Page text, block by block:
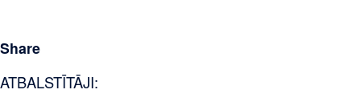
Share
ATBALSTĪTĀJI: